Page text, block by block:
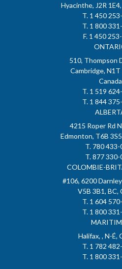
Hyacinthe, J2R
T. 1 450
T. 1 800
F. 1 450
510, Thompson
Cambridge, N1T
Canada
T. 1 519
T. 1 844
4215 Roper Rd
Edmonton, T6B
T. 780 433-
T. 877 330-
COLOMBIE-
#106, 6200
V5B 3B1, BC,
T. 1 604
T. 1 800
Halifax, , N-É,
T. 1 782
T. 1 800